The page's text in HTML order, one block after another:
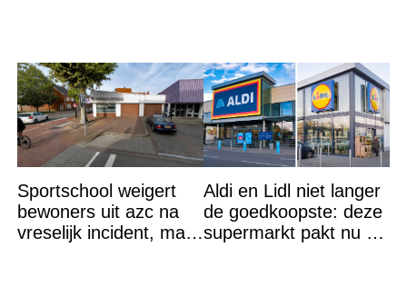
Sportschool weigert
bewoners uit azc na
vreselijk incident, maar
Aldi en Lidl niet langer
de goedkoopste: deze
supermarkt pakt nu de